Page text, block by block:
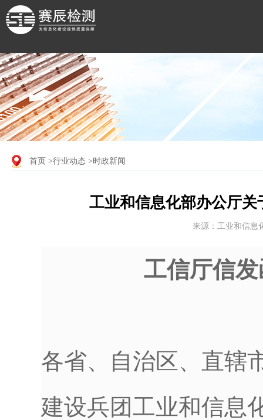
首页 >行业动态 >时政新闻
工业和信息化部办公厅
来源：工业和信息
工信厅信发
各省、自治区、直辖
建设兵团工业和信息